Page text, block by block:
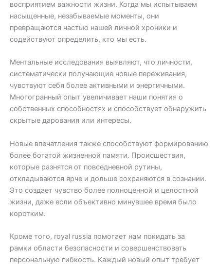
восприятием важности жизни. Когда мы испытываем
насыщенные, незабываемые моменты, они
превращаются частью нашей личной хроники и
содействуют определить, кто мы есть.
Ментальные исследования выявляют, что личности,
систематически получающие новые переживания,
чувствуют себя более активными и энергичными.
Многогранный опыт увеличивает наши понятия о
собственных способностях и способствует обнаружить
скрытые дарования или интересы.
Новые впечатления также способствуют формированию
более богатой жизненной памяти. Происшествия,
которые разнятся от повседневной рутины,
откладываются ярче и дольше сохраняются в сознании.
Это создает чувство более полноценной и целостной
жизни, даже если объективно минувшее время было
коротким.
Кроме того, royal russia помогает нам покидать за
рамки области безопасности и совершенствовать
персональную гибкость. Каждый новый опыт требует